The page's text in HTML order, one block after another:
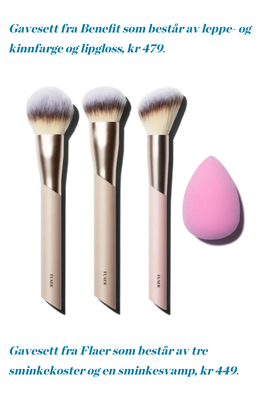
Gavesett fra Benefit som består av leppe- og
kinnfarge og lipgloss, kr 479.
Gavesett fra Flaer som består av tre
sminkekoster og en sminkesvamp, kr 449.